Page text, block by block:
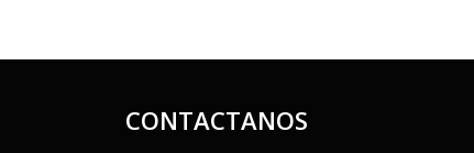
CONTACTANOS